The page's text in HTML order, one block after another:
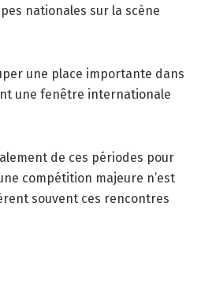
nationales sur la scène
une place importante dans
une fenêtre internationale
de ces périodes pour
compétition majeure n’est
souvent ces rencontres